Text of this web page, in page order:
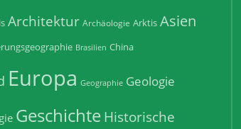
Architektur Archäologie Arktis Asien
Brasilien China
Europa Geographie Geologie
GeschichteHistorische